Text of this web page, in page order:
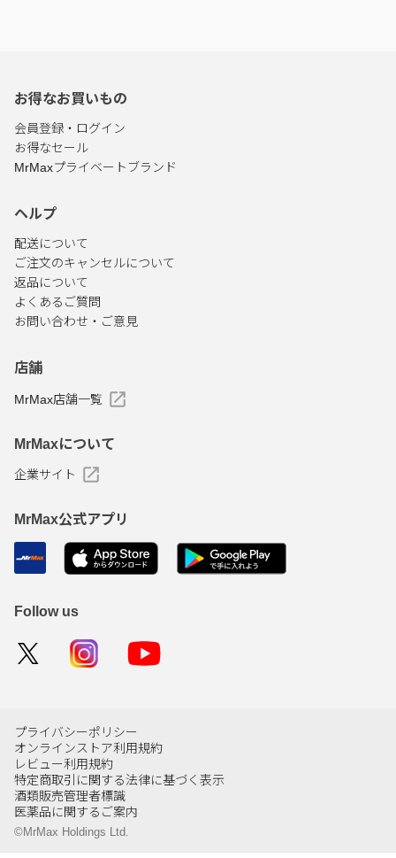
お得なお買いもの
会員登録・ログイン
お得なセール
MrMaxプライベートブランド
ヘルプ
配送について
ご注文のキャンセルについて
返品について
よくあるご質問
お問い合わせ・ご意見
店舗
MrMax店舗一覧
MrMaxについて
企業サイト
MrMax公式アプリ
Follow us
プライバシーポリシー
オンラインストア利用規約
レビュー利用規約
特定商取引に関する法律に基づく表示
酒類販売管理者標識
医薬品に関するご案内
©MrMax Holdings Ltd.